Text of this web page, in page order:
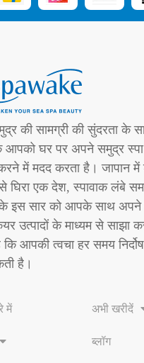
की सामग्री की सुंदरता के
आपको घर पर अपने समुद्र स्पा
में मदद करता है। जापान
घिरा एक देश, स्पावाक लंबे
इस सार को आपके साथ अपने
उत्पादों के माध्यम से साझा
कि आपकी त्वचा हर समय
है।
में अभी खरीदें
ब्लॉग